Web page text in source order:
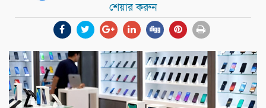
শেয়ার করুন